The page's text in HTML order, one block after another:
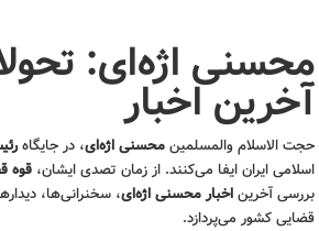
محسنی اژه‌ای:
آخرین اخبار
حجت الاسلام والمسلمینمحسنی اژه‌ای، در جایگاه
اسلامی ایران ایفا می‌کنند. از زمان تصدی ایشان، قوه
بررسی آخریناخبار محسنی اژه‌ای، سخنرانی‌ها،
قضایی کشور می‌پردازد.